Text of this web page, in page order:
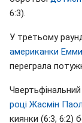
6:3).
У третьому
американки
переграла
Чвертьфінальний
році Жасмін
киянки (6:3, 6:2)